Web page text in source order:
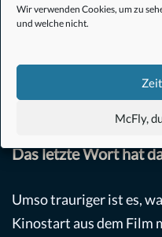
Wir verwenden Cookies, um zu
und welche nicht.
McFly,
Das letzte Wort hat
Umso trauriger ist es,
Kinostart aus dem Film